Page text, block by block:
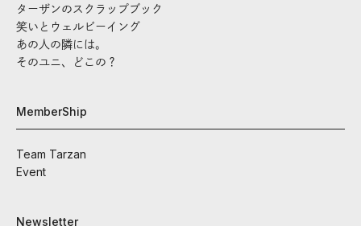
ターザンのスクラップブック
笑いとウェルビーイング
あの人の隣には。
そのユニ、どこの？
MemberShip
Team Tarzan
Event
Newsletter